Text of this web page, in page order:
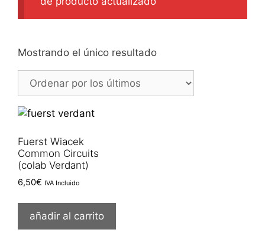
Mostrando el único resultado
Fuerst Wiacek
Common Circuits
(colab Verdant)
6,50€ IVA Incluido
añadir al carrito